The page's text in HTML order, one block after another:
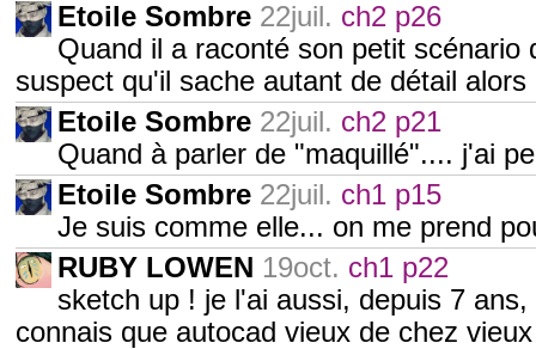
Etoile Sombre 22juil. ch2 p26
Quand il a raconté son petit
suspect qu'il sache autant de détail
Etoile Sombre 22juil. ch2 p21
Quand à parler de "maquillé".... j'ai
Etoile Sombre 22juil. ch1 p15
Je suis comme elle... on me prend
RUBY LOWEN 19oct. ch1 p22
sketch up ! je l'ai aussi, depuis 7
connais que autocad vieux de chez